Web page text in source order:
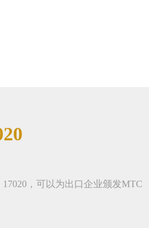
，可以为出口企业颁发MTC